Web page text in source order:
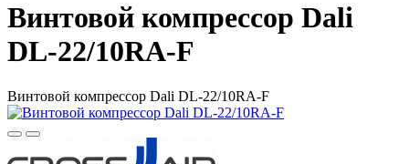
Винтовой компрессор Dali
DL-22/10RA-F
Винтовой компрессор Dali DL-22/10RA-F